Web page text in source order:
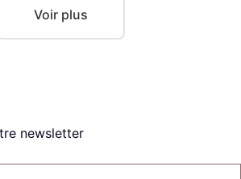
Voir plus
newsletter